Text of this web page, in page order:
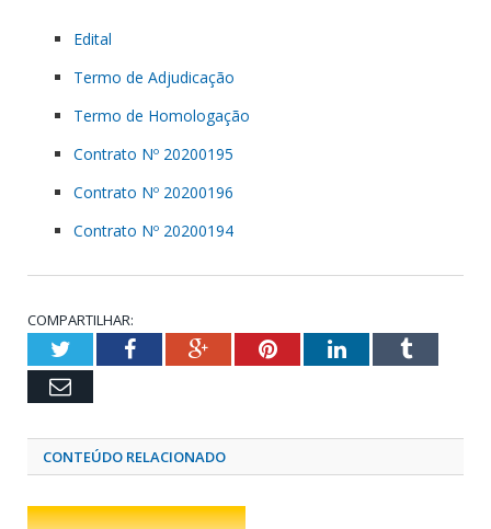
Edital
Termo de Adjudicação
Termo de Homologação
Contrato Nº 20200195
Contrato Nº 20200196
Contrato Nº 20200194
COMPARTILHAR:
TwitterFacebookGoogle+PinterestLinkedInTumblr
Email
CONTEÚDO RELACIONADO